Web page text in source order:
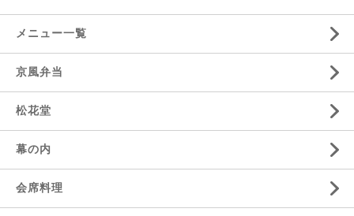
メニュー一覧
京風弁当
松花堂
幕の内
会席料理